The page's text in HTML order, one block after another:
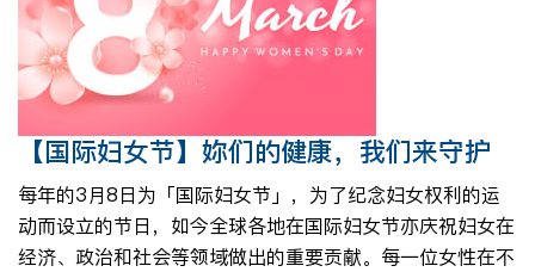
【国际妇女节】妳们的健康，我们来守护
每年的3月8日为「国际妇女节」，为了纪念妇女权利的运
动而设立的节日，如今全球各地在国际妇女节亦庆祝妇女在
经济、政治和社会等领域做出的重要贡献。每一位女性在不